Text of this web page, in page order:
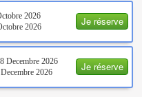
Je réserve
2026
2026
Je réserve
Decembre 2026
2026